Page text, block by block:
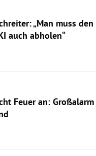
„Man muss den
auch abholen“
Feuer an: Großalarm